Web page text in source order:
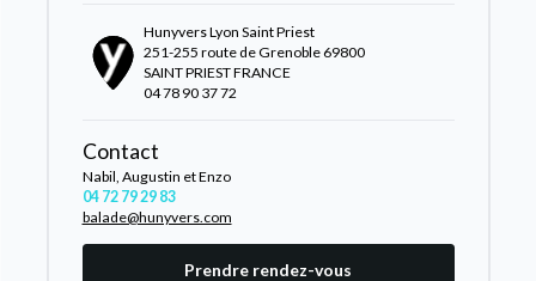
Hunyvers Lyon Saint Priest
251-255 route de Grenoble 69800
SAINT PRIEST FRANCE
04 78 90 37 72
Contact
Nabil, Augustin et Enzo
04 72 79 29 83
balade@hunyvers.com
Prendre rendez-vous